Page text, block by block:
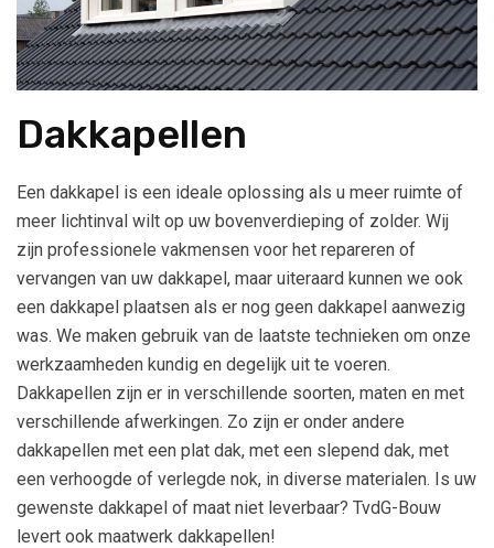
Dakkapellen
Een dakkapel is een ideale oplossing als u meer ruimte of
meer lichtinval wilt op uw bovenverdieping of zolder. Wij
zijn professionele vakmensen voor het repareren of
vervangen van uw dakkapel, maar uiteraard kunnen we ook
een dakkapel plaatsen als er nog geen dakkapel aanwezig
was. We maken gebruik van de laatste technieken om onze
werkzaamheden kundig en degelijk uit te voeren.
Dakkapellen zijn er in verschillende soorten, maten en met
verschillende afwerkingen. Zo zijn er onder andere
dakkapellen met een plat dak, met een slepend dak, met
een verhoogde of verlegde nok, in diverse materialen. Is uw
gewenste dakkapel of maat niet leverbaar? TvdG-Bouw
levert ook maatwerk dakkapellen!